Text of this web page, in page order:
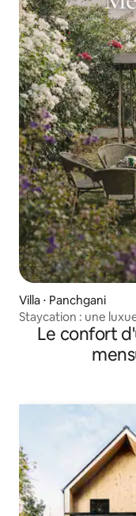
Villa ⋅ Panchgani
Staycation : une
et vue sur la
Le confort